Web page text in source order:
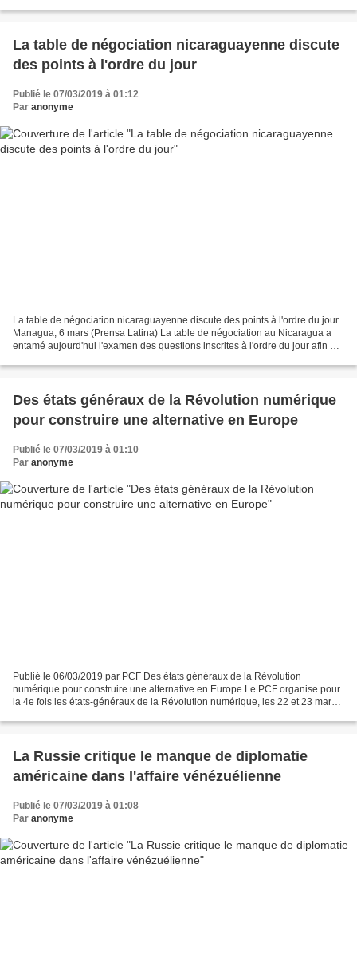
La table de négociation nicaraguayenne discute
des points à l'ordre du jour
Publié le 07/03/2019 à 01:12
Par anonyme
La table de négociation nicaraguayenne discute des points à l'ordre du jour
Managua, 6 mars (Prensa Latina) La table de négociation au Nicaragua a
entamé aujourd'hui l'examen des questions inscrites à l'ordre du jour afin de
Des états généraux de la Révolution numérique
pour construire une alternative en Europe
Publié le 07/03/2019 à 01:10
Par anonyme
Publié le 06/03/2019 par PCF Des états généraux de la Révolution
numérique pour construire une alternative en Europe Le PCF organise pour
la 4e fois les états-généraux de la Révolution numérique, les 22 et 23 mars,
La Russie critique le manque de diplomatie
américaine dans l'affaire vénézuélienne
Publié le 07/03/2019 à 01:08
Par anonyme